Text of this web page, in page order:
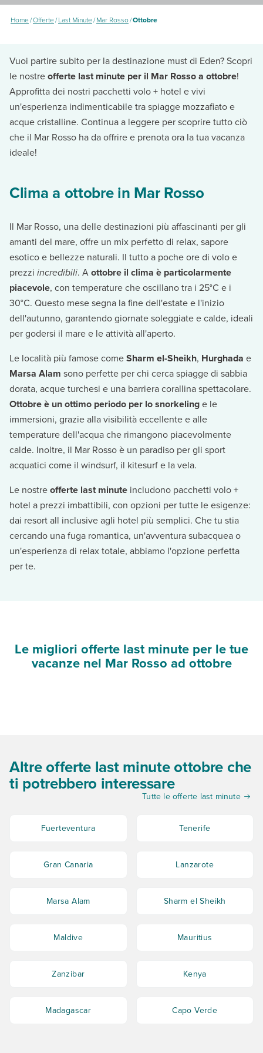
Home/Offerte/Last Minute/Mar Rosso/Ottobre
Vuoi partire subito per la destinazione must di Eden? Scopri
le nostreofferte last minute per il Mar Rosso a ottobre!
Approfitta dei nostri pacchetti volo + hotel e vivi
un'esperienza indimenticabile tra spiagge mozzafiato e
acque cristalline. Continua a leggere per scoprire tutto ciò
che il Mar Rosso ha da offrire e prenota ora la tua vacanza
ideale!
Clima a ottobre in Mar Rosso
Il Mar Rosso, una delle destinazioni più affascinanti per gli
amanti del mare, offre un mix perfetto di relax, sapore
esotico e bellezze naturali. Il tutto a poche ore di volo e
prezzi incredibili. Aottobre il clima è particolarmente
piacevole, con temperature che oscillano tra i 25°C e i
30°C. Questo mese segna la fine dell'estate e l'inizio
dell'autunno, garantendo giornate soleggiate e calde, ideali
per godersi il mare e le attività all'aperto.
Le località più famose comeSharm el-Sheikh, Hurghada e
Marsa Alam sono perfette per chi cerca spiagge di sabbia
dorata, acque turchesi e una barriera corallina spettacolare.
Ottobre è un ottimo periodo per lo snorkelinge le
immersioni, grazie alla visibilità eccellente e alle
temperature dell'acqua che rimangono piacevolmente
calde. Inoltre, il Mar Rosso è un paradiso per gli sport
acquatici come il windsurf, il kitesurf e la vela.
Le nostreofferte last minute includono pacchetti volo +
hotel a prezzi imbattibili, con opzioni per tutte le esigenze:
dai resort all inclusive agli hotel più semplici. Che tu stia
cercando una fuga romantica, un'avventura subacquea o
un'esperienza di relax totale, abbiamo l'opzione perfetta
per te.
Le migliori offerte last minute per le tue
vacanze nel Mar Rosso ad ottobre
Altre offerte last minute ottobre che
ti potrebbero interessare
Tutte le offerte last minute
Fuerteventura Tenerife
Gran Canaria Lanzarote
Marsa Alam Sharm el Sheikh
Maldive Mauritius
Zanzibar Kenya
Madagascar Capo Verde